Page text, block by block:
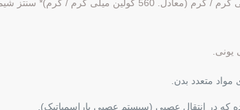
یونی.
متعدد بدن.
که در انتقال عصبی (سیستم عصبی پاراسمپاتیک).